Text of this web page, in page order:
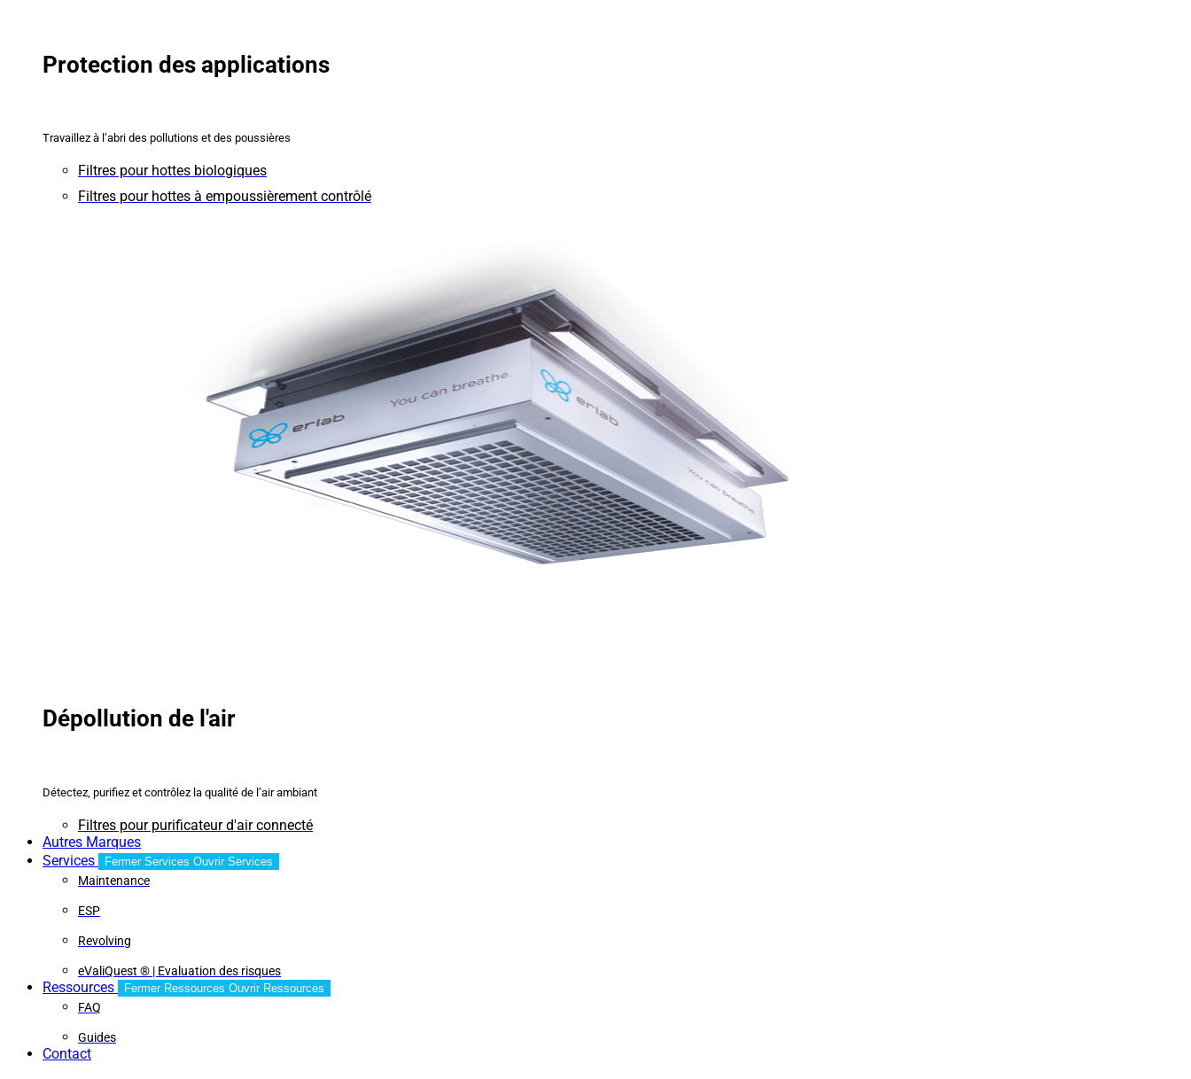
Protection des applications
Travaillez à l’abri des pollutions et des poussières
Filtres pour hottes biologiques
Filtres pour hottes à empoussièrement contrôlé
Dépollution de l'air
Détectez, purifiez et contrôlez la qualité de l’air ambiant
Filtres pour purificateur d'air connecté
Autres Marques
Services
Fermer Services Ouvrir Services
Maintenance
ESP
Revolving
eValiQuest ® | Evaluation des risques
Ressources Fermer Ressources Ouvrir Ressources
FAQ
Guides
Contact